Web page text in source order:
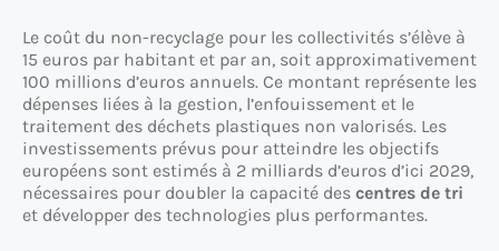
Le coût du non-recyclage pour les collectivités s’élève à
15 euros par habitant et par an, soit approximativement
100 millions d’euros annuels. Ce montant représente les
dépenses liées à la gestion, l’enfouissement et le
traitement des déchets plastiques non valorisés. Les
investissements prévus pour atteindre les objectifs
européens sont estimés à 2 milliards d’euros d’ici 2029,
nécessaires pour doubler la capacité des centres de tri
et développer des technologies plus performantes.